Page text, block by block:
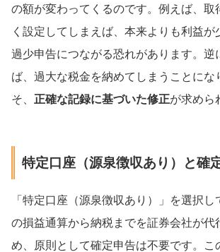
の額が変わってくるのです。例えば、取
く設定してしまえば、本来よりも利益が
過少申告につながる恐れがあります。逆
ば、過大な税金を納めてしまうことにな
そ、 正確な記録に基づいた修正が求めら
特定口座（源泉徴収あり）と確
「特定口座（源泉徴収あり）」を選択し
の損益通算から納税までを証券会社が代
め、原則として確定申告は不要です。こ